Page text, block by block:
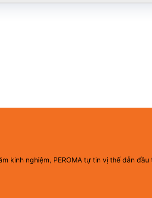
kinh nghiệm, PEROMA tự tin vị thế dẫn